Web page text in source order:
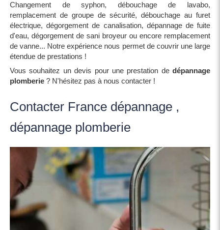
Changement de syphon, débouchage de lavabo,
remplacement de groupe de sécurité, débouchage au furet
électrique, dégorgement de canalisation, dépannage de fuite
d'eau, dégorgement de sani broyeur ou encore remplacement
de vanne... Notre expérience nous permet de couvrir une large
étendue de prestations !
Vous souhaitez un devis pour une prestation de dépannage
plomberie ? N'hésitez pas à nous contacter !
Contacter France dépannage ,
dépannage plomberie